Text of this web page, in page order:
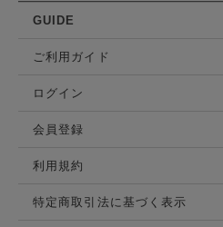
GUIDE
ご利用ガイド
ログイン
会員登録
利用規約
特定商取引法に基づく表示